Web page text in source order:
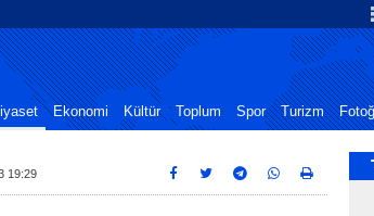
Ekonomi Kültür Toplum Spor Turizm
19:29